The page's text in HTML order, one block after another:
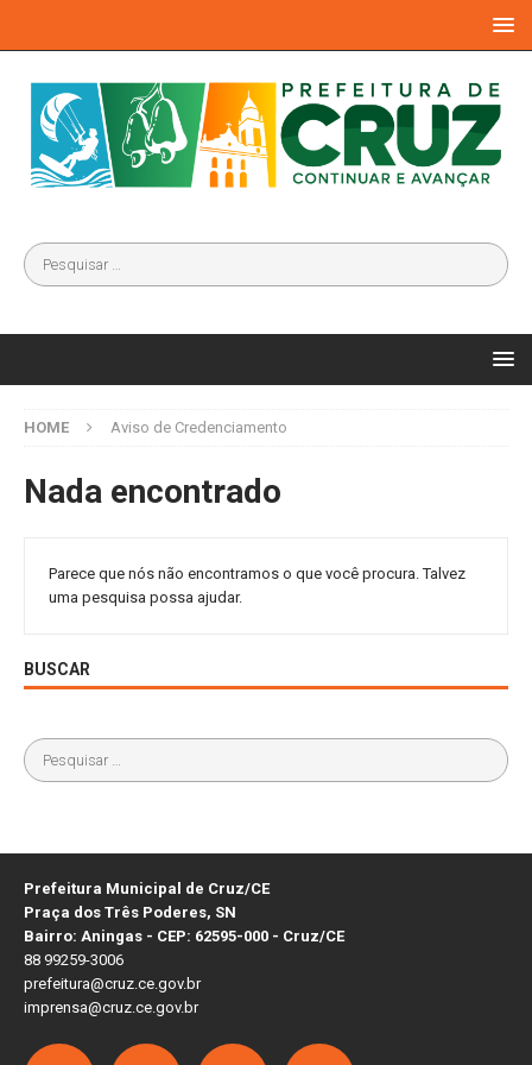
HOME Aviso de Credenciamento
Nada encontrado
Parece que nós não encontramos o que você procura. Talvez
uma pesquisa possa ajudar.
BUSCAR
Prefeitura Municipal de Cruz/CE
Praça dos Três Poderes, SN
Bairro: Aningas - CEP: 62595-000 - Cruz/CE
88 99259-3006
prefeitura@cruz.ce.gov.br
imprensa@cruz.ce.gov.br